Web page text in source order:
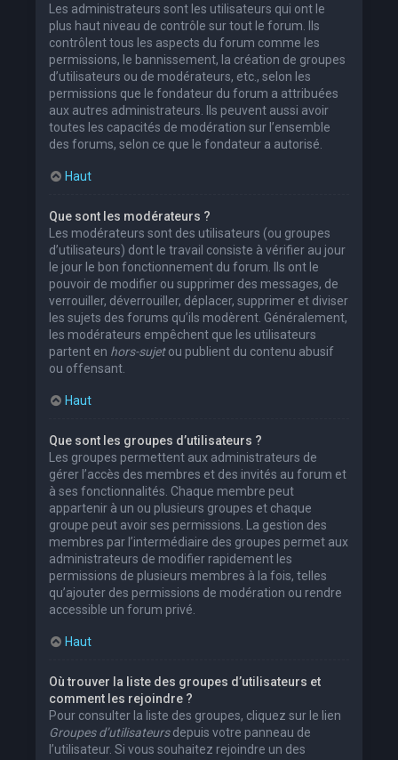
Les administrateurs sont les utilisateurs qui ont le
plus haut niveau de contrôle sur tout le forum. Ils
contrôlent tous les aspects du forum comme les
permissions, le bannissement, la création de groupes
d’utilisateurs ou de modérateurs, etc., selon les
permissions que le fondateur du forum a attribuées
aux autres administrateurs. Ils peuvent aussi avoir
toutes les capacités de modération sur l’ensemble
des forums, selon ce que le fondateur a autorisé.
Haut
Que sont les modérateurs ?
Les modérateurs sont des utilisateurs (ou groupes
d’utilisateurs) dont le travail consiste à vérifier au jour
le jour le bon fonctionnement du forum. Ils ont le
pouvoir de modifier ou supprimer des messages, de
verrouiller, déverrouiller, déplacer, supprimer et diviser
les sujets des forums qu’ils modèrent. Généralement,
les modérateurs empêchent que les utilisateurs
partent en hors-sujetou publient du contenu abusif
ou offensant.
Haut
Que sont les groupes d’utilisateurs ?
Les groupes permettent aux administrateurs de
gérer l’accès des membres et des invités au forum et
à ses fonctionnalités. Chaque membre peut
appartenir à un ou plusieurs groupes et chaque
groupe peut avoir ses permissions. La gestion des
membres par l’intermédiaire des groupes permet aux
administrateurs de modifier rapidement les
permissions de plusieurs membres à la fois, telles
qu’ajouter des permissions de modération ou rendre
accessible un forum privé.
Haut
Où trouver la liste des groupes d’utilisateurs et
comment les rejoindre ?
Pour consulter la liste des groupes, cliquez sur le lien
Groupes d’utilisateursdepuis votre panneau de
l’utilisateur. Si vous souhaitez rejoindre un des